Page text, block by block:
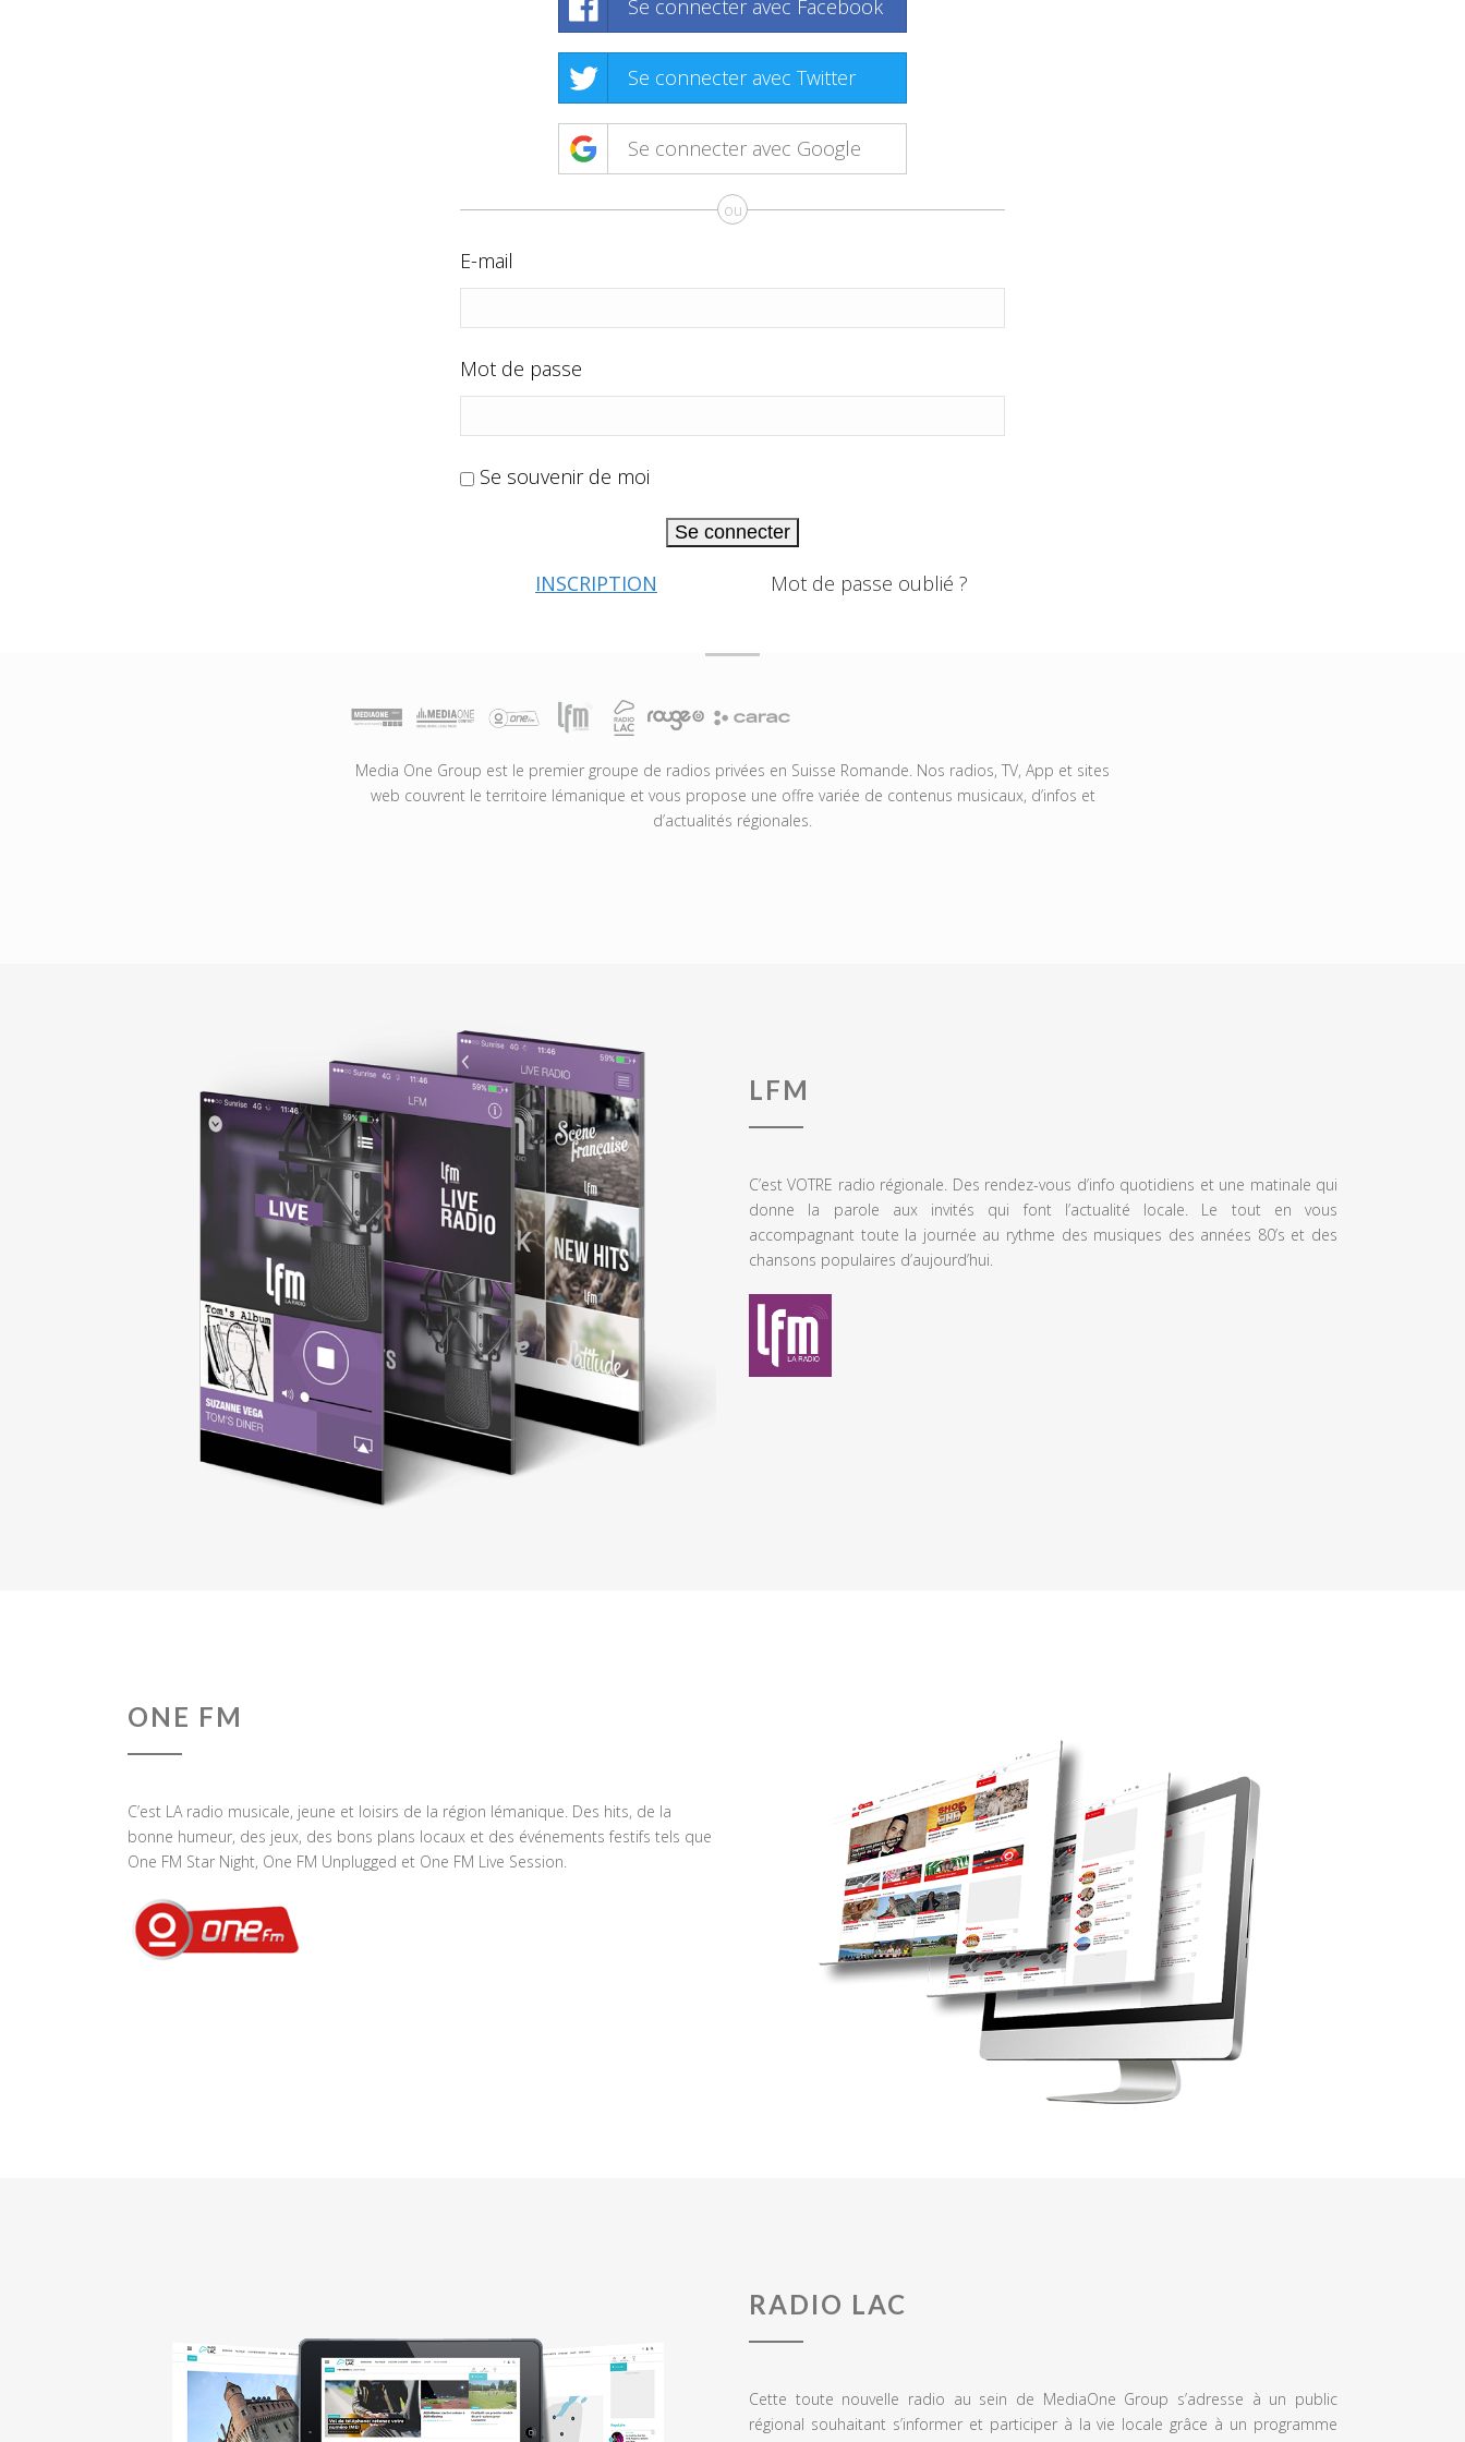
Se connecter avec Facebook
Se connecter avec Twitter
Se connecter avec Google
ou
E-mail
Mot de passe
Se souvenir de moi
Se connecter
INSCRIPTION Mot de passe oublié ?
Media One Group est le premier groupe de radios privées en Suisse Romande. Nos radios, TV, App et sites
web couvrent le territoire lémanique et vous propose une offre variée de contenus musicaux, d’infos et
d’actualités régionales.
LFM
C’est VOTRE radio régionale. Des rendez-vous d’info quotidiens et une matinale qui
donne la parole aux invités qui font l’actualité locale. Le tout en vous
accompagnant toute la journée au rythme des musiques des années 80’s et des
chansons populaires d’aujourd’hui.
ONE FM
C’est LA radio musicale, jeune et loisirs de la région lémanique. Des hits, de la
bonne humeur, des jeux, des bons plans locaux et des événements festifs tels que
One FM Star Night, One FM Unplugged et One FM Live Session.
RADIO LAC
Cette toute nouvelle radio au sein de MediaOne Group s’adresse à un public
régional souhaitant s’informer et participer à la vie locale grâce à un programme